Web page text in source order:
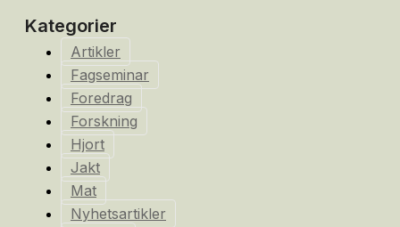
Kategorier
Artikler
Fagseminar
Foredrag
Forskning
Hjort
Jakt
Mat
Nyhetsartikler